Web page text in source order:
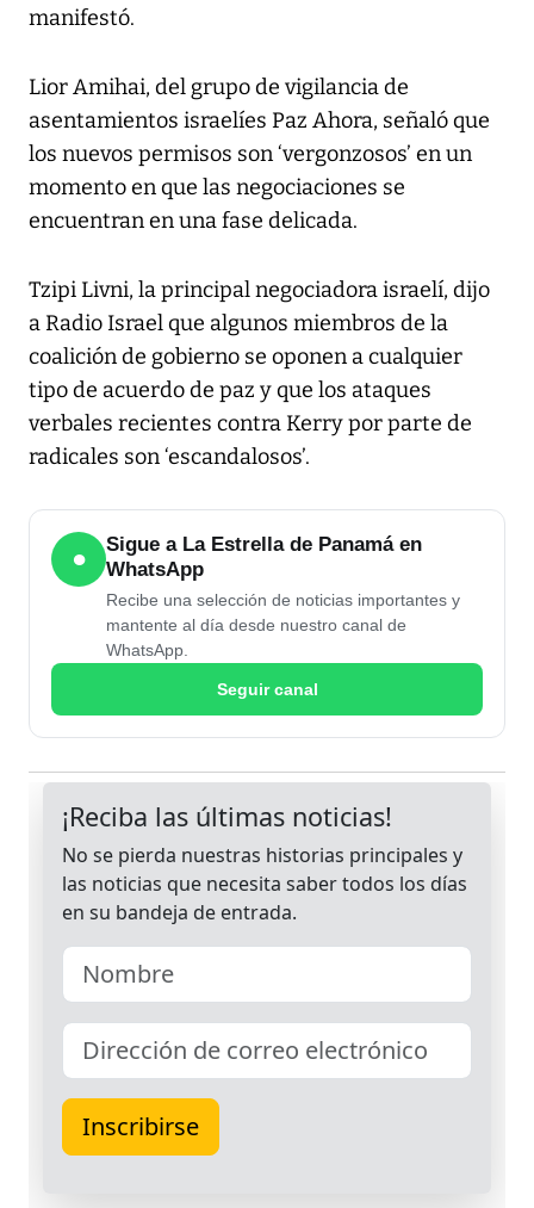
manifestó.
Lior Amihai, del grupo de vigilancia de
asentamientos israelíes Paz Ahora, señaló que
los nuevos permisos son ‘vergonzosos’ en un
momento en que las negociaciones se
encuentran en una fase delicada.
Tzipi Livni, la principal negociadora israelí, dijo
a Radio Israel que algunos miembros de la
coalición de gobierno se oponen a cualquier
tipo de acuerdo de paz y que los ataques
verbales recientes contra Kerry por parte de
radicales son ‘escandalosos’.
●
Sigue a La Estrella de Panamá en
WhatsApp
Recibe una selección de noticias importantes y
mantente al día desde nuestro canal de
WhatsApp.
Seguir canal